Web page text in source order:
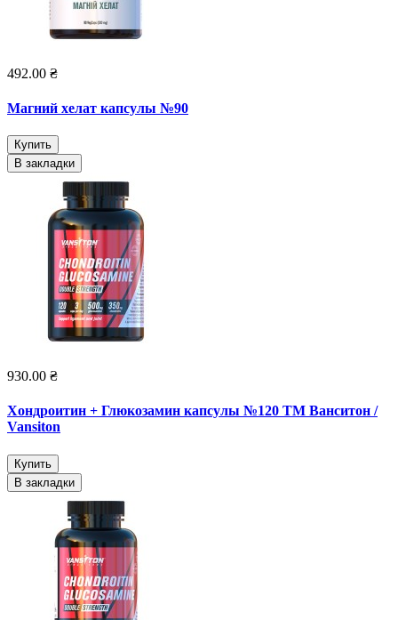
492.00 ₴
Магний хелат капсулы №90
Купить
В закладки
930.00 ₴
Хондроитин + Глюкозамин капсулы №120 ТМ Ванситон /
Vansiton
Купить
В закладки